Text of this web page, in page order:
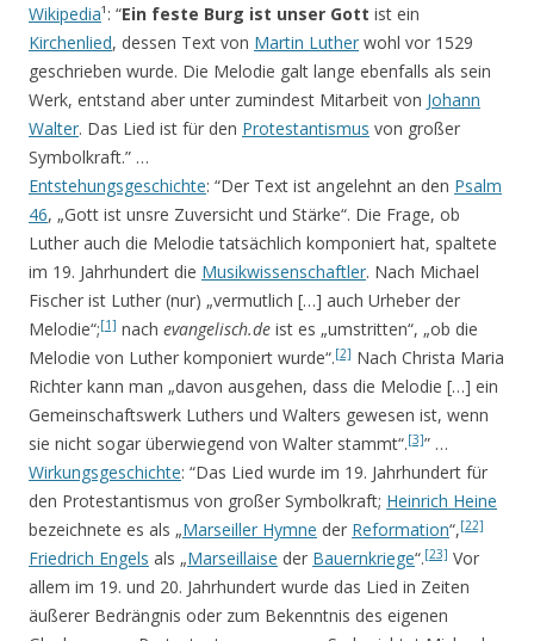
Wikipedia¹: “Ein feste Burg ist unser Gott ist ein
Kirchenlied, dessen Text von Martin Luther wohl vor 1529
geschrieben wurde. Die Melodie galt lange ebenfalls als sein
Werk, entstand aber unter zumindest Mitarbeit von Johann
Walter. Das Lied ist für den Protestantismus von großer
Symbolkraft.” …
Entstehungsgeschichte: “Der Text ist angelehnt an den Psalm
46, „Gott ist unsre Zuversicht und Stärke“. Die Frage, ob
Luther auch die Melodie tatsächlich komponiert hat, spaltete
im 19. Jahrhundert die Musikwissenschaftler. Nach Michael
Fischer ist Luther (nur) „vermutlich […] auch Urheber der
Melodie“;[1] nach evangelisch.de ist es „umstritten“, „ob die
Melodie von Luther komponiert wurde“.[2] Nach Christa Maria
Richter kann man „davon ausgehen, dass die Melodie […] ein
Gemeinschaftswerk Luthers und Walters gewesen ist, wenn
sie nicht sogar überwiegend von Walter stammt“.[3]” …
Wirkungsgeschichte: “Das Lied wurde im 19. Jahrhundert für
den Protestantismus von großer Symbolkraft; Heinrich Heine
bezeichnete es als „Marseiller Hymne der Reformation“,[22]
Friedrich Engels als „Marseillaise der Bauernkriege“.[23] Vor
allem im 19. und 20. Jahrhundert wurde das Lied in Zeiten
äußerer Bedrängnis oder zum Bekenntnis des eigenen